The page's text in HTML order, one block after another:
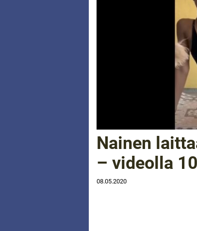
Nainen
– videolla
08.05.2020